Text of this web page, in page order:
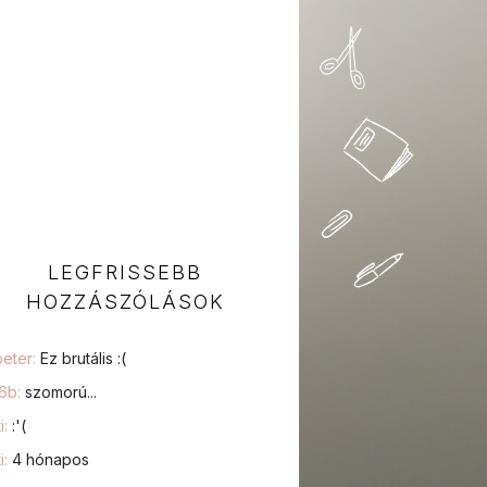
LEGFRISSEBB
HOZZÁSZÓLÁSOK
Ez brutális :(
szomorú...
:'(
4 hónapos